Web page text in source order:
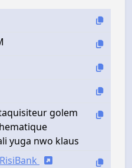
golem
yuga nwo klaus